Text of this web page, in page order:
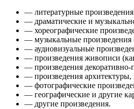
— литературные
— драматические и
— хореографические
— музыкальные произведения
— аудиовизуальные
— произведения живописи
— произведения декоративно-
— произведения архитектуры,
— фотографические
— географические и другие
— другие произведения.